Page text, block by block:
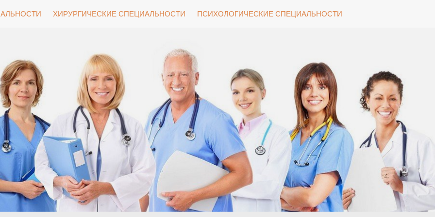
ХИРУРГИЧЕСКИЕ СПЕЦИАЛЬНОСТИ ПСИХОЛОГИЧЕСКИЕ СПЕЦИАЛЬНОСТИ